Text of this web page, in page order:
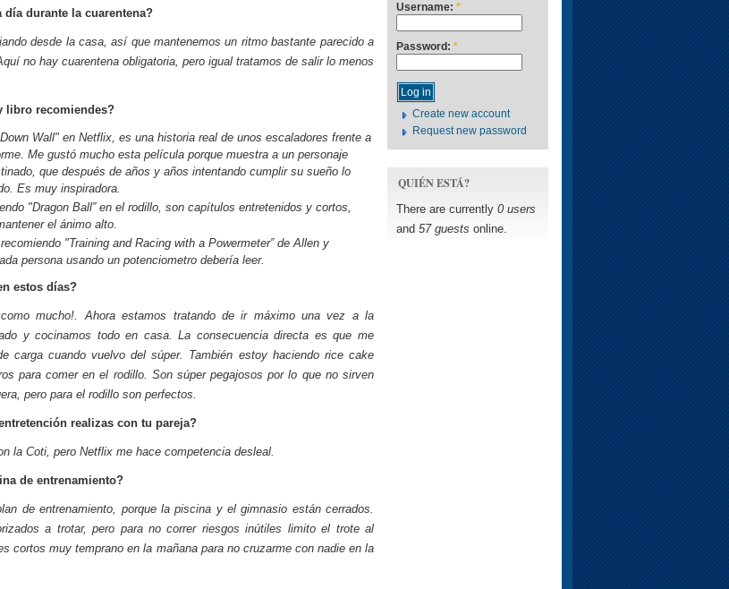
durante la cuarentena?
desde la casa, así que mantenemos un ritmo bastante parecido a
no hay cuarentena obligatoria, pero igual tratamos de salir lo menos
libro recomiendes?
Wall" en Netflix, es una historia real de unos escaladores frente a
Me gustó mucho esta película porque muestra a un personaje
que después de años y años intentando cumplir su sueño lo
Es muy inspiradora.
"Dragon Ball” en el rodillo, son capítulos entretenidos y cortos,
el ánimo alto.
"Training and Racing with a Powermeter” de Allen y
persona usando un potenciometro debería leer.
estos días?
mucho!. Ahora estamos tratando de ir máximo una vez a la
y cocinamos todo en casa. La consecuencia directa es que me
carga cuando vuelvo del súper. También estoy haciendo rice cake
para comer en el rodillo. Son súper pegajosos por lo que no sirven
pero para el rodillo son perfectos.
realizas con tu pareja?
la Coti, pero Netflix me hace competencia desleal.
de entrenamiento?
de entrenamiento, porque la piscina y el gimnasio están cerrados.
a trotar, pero para no correr riesgos inútiles limito el trote al
cortos muy temprano en la mañana para no cruzarme con nadie en la
Username: *
Password: *
Create new account
Request new password
QUIÉN ESTÁ?
There are currently 0 users
and 57 guests online.